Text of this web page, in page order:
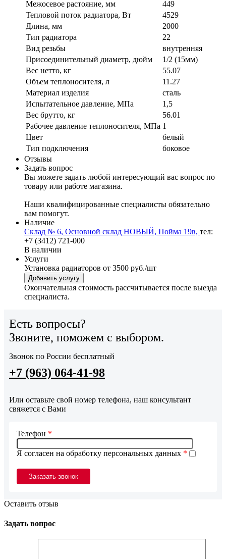
Межосевое растояние, мм
449
Тепловой поток радиатора, Вт
4529
Длина, мм
2000
Тип радиатора
22
Вид резьбы
внутренняя
Присоединительный диаметр, дюйм
1/2 (15мм)
Вес нетто, кг
55.07
Объем теплоносителя, л
11.27
Материал изделия
сталь
Испытательное давление, МПа
1,5
Вес брутто, кг
56.01
Рабочее давление теплоносителя, МПа 1
Цвет
белый
Тип подключения
боковое
Отзывы
Задать вопрос
Вы можете задать любой интересующий вас вопрос по
товару или работе магазина.
Наши квалифицированные специалисты обязательно
вам помогут.
Наличие
Склад № 6, Основной склад НОВЫЙ, Пойма 19в, тел:
+7 (3412) 721-000
В наличии
Услуги
Установка радиаторов от 3500 руб./шт
Добавить услугу
Окончательная стоимость рассчитывается после выезда
специалиста.
Есть вопросы?
Звоните, поможем с выбором.
Звонок по России бесплатный
+7 (963) 064-41-98
Или оставьте свой номер телефона, наш консультант
свяжется с Вами
Я согласен на обработку персональных данных *
Телефон *
Оставить отзыв
Задать вопрос